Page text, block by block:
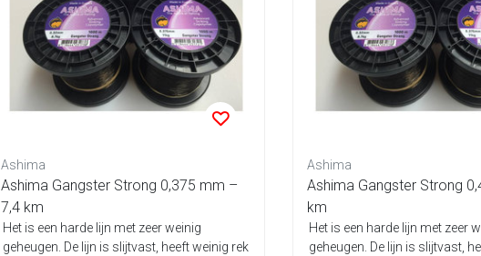
Ashima
Ashima Gangster Strong 0,375 mm –
7,4 km
Het is een harde lijn met zeer weinig
geheugen. De lijn is slijtvast, heeft weinig rek
Ashima
Ashima Gangster Strong
km
Het is een harde lijn met zeer
geheugen. De lijn is slijtvast,